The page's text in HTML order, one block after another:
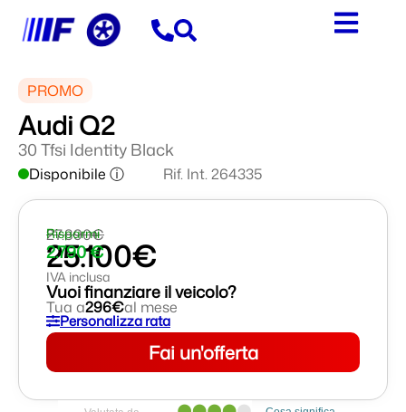
PROMO
Audi Q2
30 Tfsi Identity Black
Disponibile ⓘ Rif. Int. 264335
27.890€
25.100€
IVA inclusa
Risparmi
2.790 €
Vuoi finanziare il veicolo?
Tua a296€al mese
Personalizza rata
Fai un'offerta